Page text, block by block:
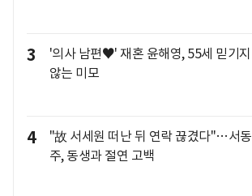
3
'의사 남편♥' 재혼 윤해영, 55세 믿기지
않는 미모
4
"故 서세원 떠난 뒤 연락 끊겼다"…서동
주, 동생과 절연 고백